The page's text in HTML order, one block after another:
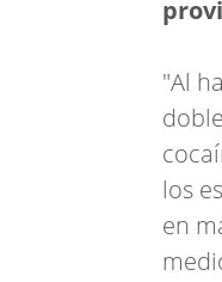
"Al
los
en